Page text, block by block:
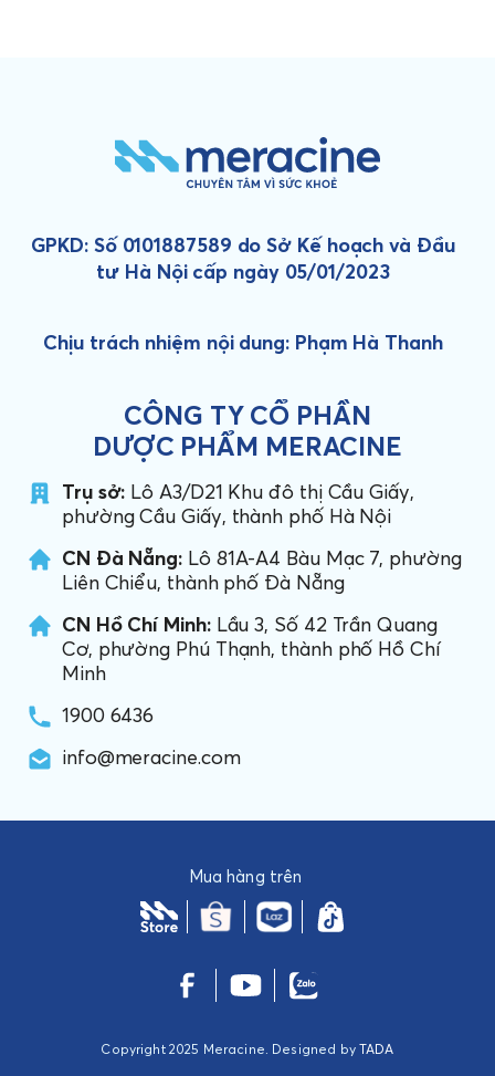
GPKD: Số 0101887589 do Sở Kế hoạch và Đầu
tư Hà Nội cấp ngày 05/01/2023
Chịu trách nhiệm nội dung: Phạm Hà Thanh
CÔNG TY CỔ PHẦN
DƯỢC PHẨM MERACINE
Trụ sở: Lô A3/D21 Khu đô thị Cầu Giấy,
phường Cầu Giấy, thành phố Hà Nội
CN Đà Nẵng: Lô 81A-A4 Bàu Mạc 7, phường
Liên Chiểu, thành phố Đà Nẵng
CN Hồ Chí Minh:Lầu 3, Số 42 Trần Quang
Cơ, phường Phú Thạnh, thành phố Hồ Chí
Minh
1900 6436
info@meracine.com
Copyright 2025 Meracine. Designed by TADA
Mua hàng trên